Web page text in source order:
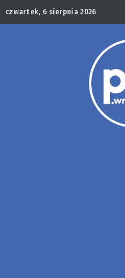
czwartek, 6 sierpnia 2026